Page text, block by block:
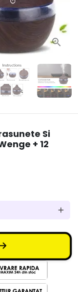
Si
+ 12
add